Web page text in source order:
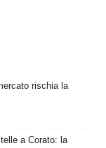
rischia la
a Corato: la